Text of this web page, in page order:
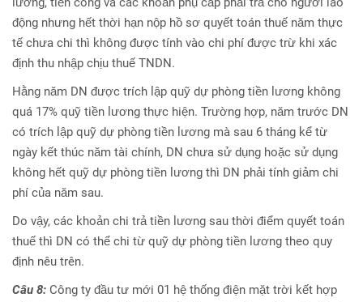
động nhưng hết thời hạn nộp hồ sơ quyết toán thuế năm thực
tế chưa chi thì không được tính vào chi phí được trừ khi xác
định thu nhập chịu thuế TNDN.
Hằng năm DN được trích lập quỹ dự phòng tiền lương không
quá 17% quỹ tiền lương thực hiện. Trường hợp, năm trước DN
có trích lập quỹ dự phòng tiền lương mà sau 6 tháng kể từ
ngày kết thúc năm tài chính, DN chưa sử dụng hoặc sử dụng
không hết quỹ dự phòng tiền lương thì DN phải tính giảm chi
phí của năm sau.
Do vậy, các khoản chi trả tiền lương sau thời điểm quyết toán
thuế thì DN có thể chi từ quỹ dự phòng tiền lương theo quy
định nêu trên.
Câu 8: Công ty đầu tư mới 01 hệ thống điện mặt trời kết hợp